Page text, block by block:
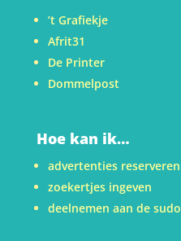
’t Grafiekje
Afrit31
De Printer
Dommelpost
Hoe kan ik…
advertenties reserveren
zoekertjes ingeven
deelnemen aan de